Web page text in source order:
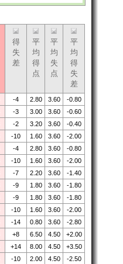
得
失
差
平
均
得
点
平
均
失
点
平
均
得
失
差
-4 2.80 3.60
-0.80
-3 3.00 3.60
-0.60
-2 3.20 3.60
-0.40
-10 1.60 3.60
-2.00
-4 2.80 3.60
-0.80
-10 1.60 3.60
-2.00
-7 2.20 3.60
-1.40
-9 1.80 3.60
-1.80
-9 1.80 3.60
-1.80
-10 1.60 3.60
-2.00
-14 0.80 3.60
-2.80
+8 6.50 4.50
+2.00
+14 8.00 4.50
+3.50
-10 2.00 4.50
-2.50